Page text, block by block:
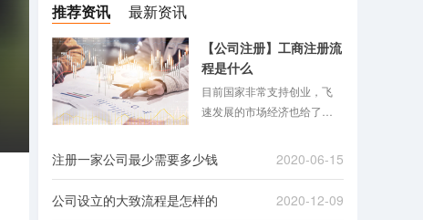
推荐资讯 最新资讯
【公司注册】工商注册流
程是什么
目前国家非常支持创业，飞
速发展的市场经济也给了很
的现象自然也屡见不鲜。但
注册公司是一个比较麻烦的
构，准备很多资料，下面八
注册一家公司最少需要多少钱 2020-06-15
公司设立的大致流程是怎样的 2020-12-09